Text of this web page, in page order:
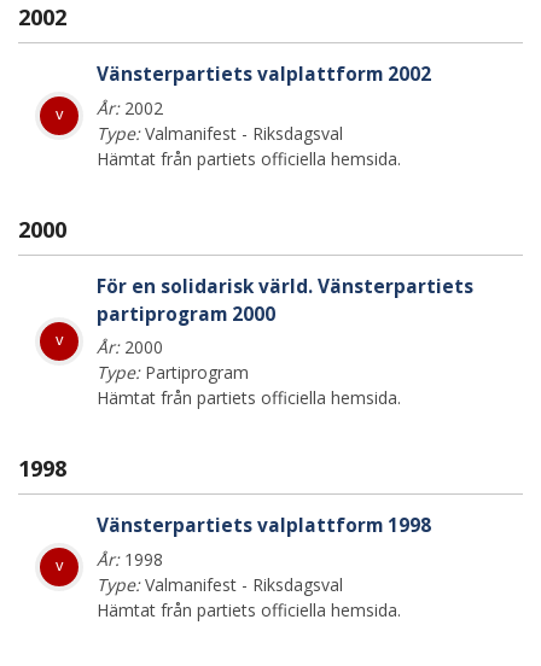
2002
v
Vänsterpartiets valplattform 2002
År:2002
Type:Valmanifest - Riksdagsval
Hämtat från partiets officiella hemsida.
2000
v
För en solidarisk värld. Vänsterpartiets
partiprogram 2000
År:2000
Type:Partiprogram
Hämtat från partiets officiella hemsida.
1998
v
Vänsterpartiets valplattform 1998
År:1998
Type:Valmanifest - Riksdagsval
Hämtat från partiets officiella hemsida.